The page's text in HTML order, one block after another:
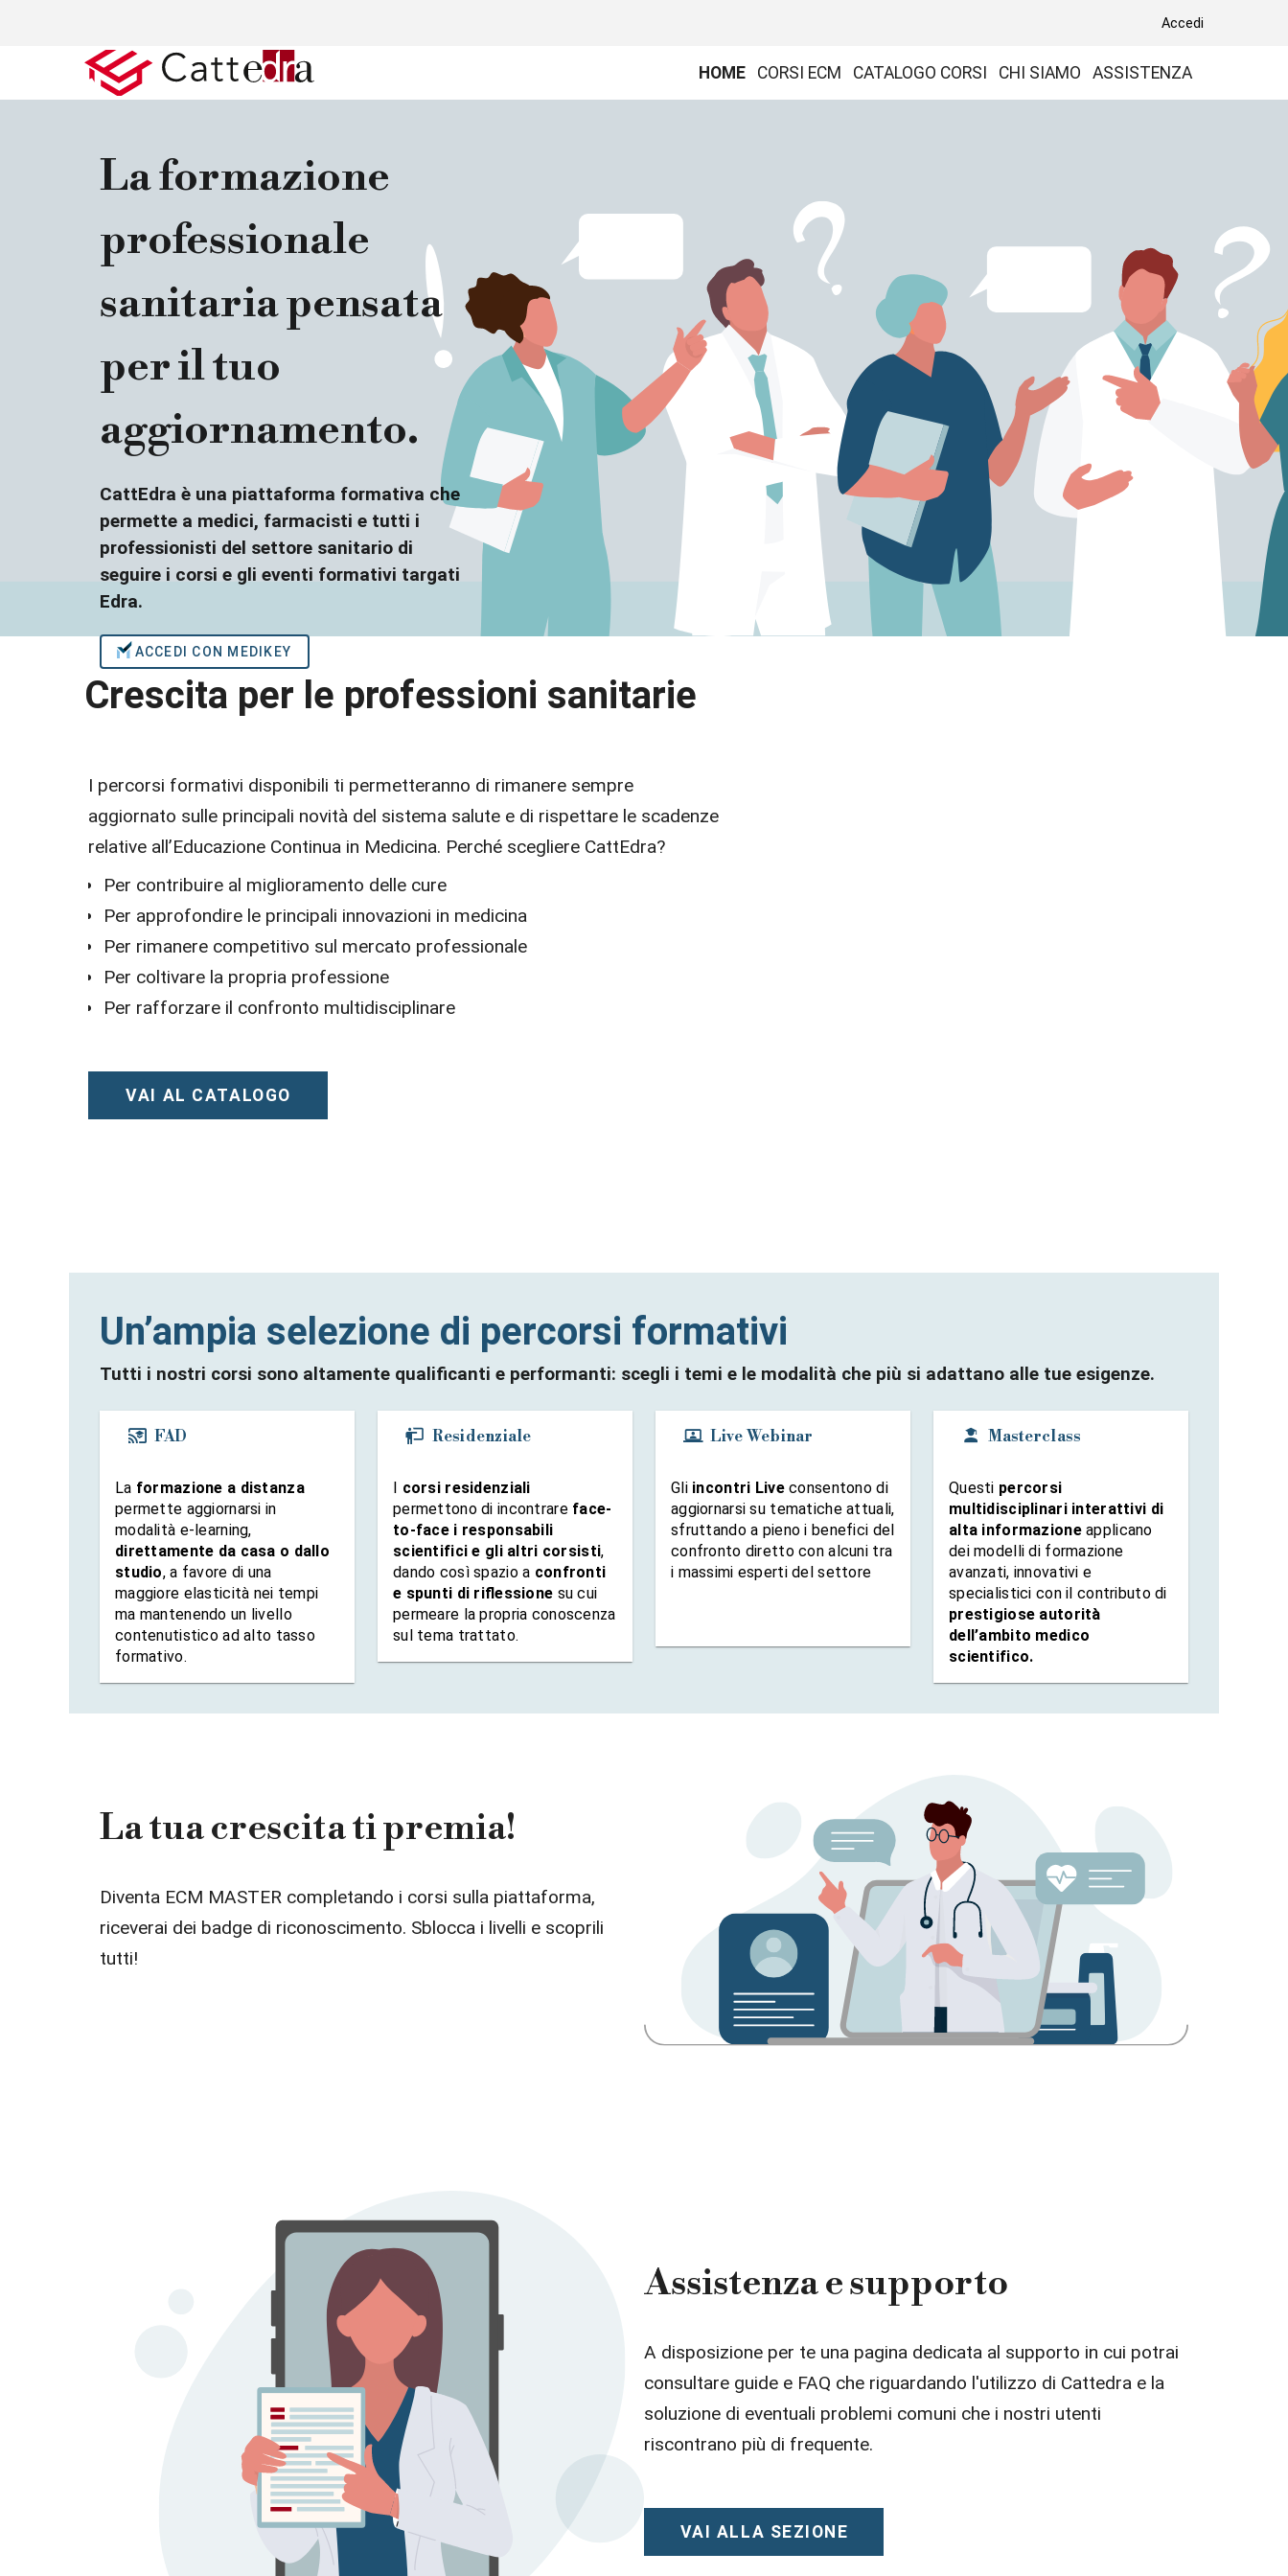
Accedi
HOME CORSI ECM CATALOGO CORSI CHI SIAMO ASSISTENZA
La formazione
professionale
sanitaria pensata
per il tuo
aggiornamento.
CattEdra è una piattaforma formativa che
permette a medici, farmacisti e tutti i
professionisti del settore sanitario di
seguire i corsi e gli eventi formativi targati
Edra.
ACCEDI CON MEDIKEY
Crescita per le professioni sanitarie
I percorsi formativi disponibili ti permetteranno di rimanere sempre
aggiornato sulle principali novità del sistema salute e di rispettare le scadenze
relative all’Educazione Continua in Medicina. Perché scegliere CattEdra?
Per contribuire al miglioramento delle cure
Per approfondire le principali innovazioni in medicina
Per rimanere competitivo sul mercato professionale
Per coltivare la propria professione
Per rafforzare il confronto multidisciplinare
VAI AL CATALOGO
Un’ampia selezione di percorsi formativi
Tutti i nostri corsi sono altamente qualificanti e performanti: scegli i temi e le modalità che più si adattano alle tue esigenze.
FAD
La formazione a distanza
permette aggiornarsi in
modalità e-learning,
direttamente da casa o dallo
studio, a favore di una
maggiore elasticità nei tempi
ma mantenendo un livello
contenutistico ad alto tasso
formativo.
Residenziale
I corsi residenziali
permettono di incontrare face-
to-face i responsabili
scientifici e gli altri corsisti,
dando così spazio a confronti
e spunti di riﬂessione su cui
permeare la propria conoscenza
sul tema trattato.
Live Webinar
Gli incontri Liveconsentono di
aggiornarsi su tematiche attuali,
sfruttando a pieno i benefici del
confronto diretto con alcuni tra
i massimi esperti del settore
Masterclass
Questi percorsi
multidisciplinari interattivi di
alta informazioneapplicano
dei modelli di formazione
avanzati, innovativi e
specialistici con il contributo di
prestigiose autorità
dell’ambito medico
scientifico.
La tua crescita ti premia!
Diventa ECM MASTER completando i corsi sulla piattaforma,
riceverai dei badge di riconoscimento. Sblocca i livelli e scoprili
tutti!
Assistenza e supporto
A disposizione per te una pagina dedicata al supporto in cui potrai
consultare guide e FAQ che riguardando l'utilizzo di Cattedra e la
soluzione di eventuali problemi comuni che i nostri utenti
riscontrano più di frequente.
VAI ALLA SEZIONE